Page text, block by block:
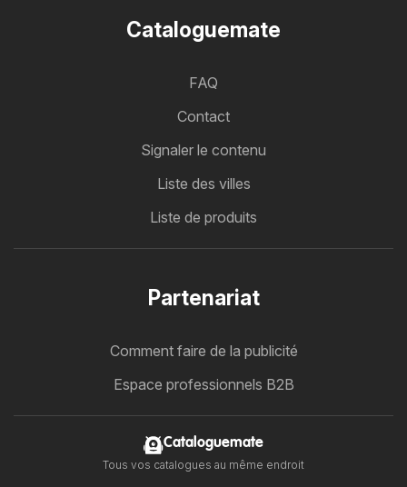
Cataloguemate
FAQ
Contact
Signaler le contenu
Liste des villes
Liste de produits
Partenariat
Comment faire de la publicité
Espace professionnels B2B
Cataloguemate
Tous vos catalogues au même endroit